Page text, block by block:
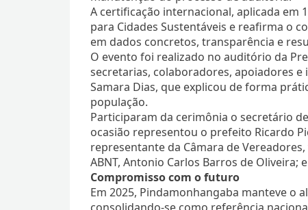
A certificação internacional, aplicada em
para Cidades Sustentáveis e reafirma o
em dados concretos, transparência e
O evento foi realizado no auditório da
secretarias, colaboradores, apoiadores
Samara Dias, que explicou de forma
população.
Participaram da cerimônia o secretário
ocasião representou o prefeito Ricardo
representante da Câmara de
ABNT, Antonio Carlos Barros de Oliveira;
Compromisso com o futuro
Em 2025, Pindamonhangaba manteve o